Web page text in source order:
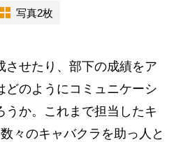
写真2枚
せたり、部下の成績をア
どのようにコミュニケーシ
うか。これまで担当したキ
々のキャバクラを助っ人と